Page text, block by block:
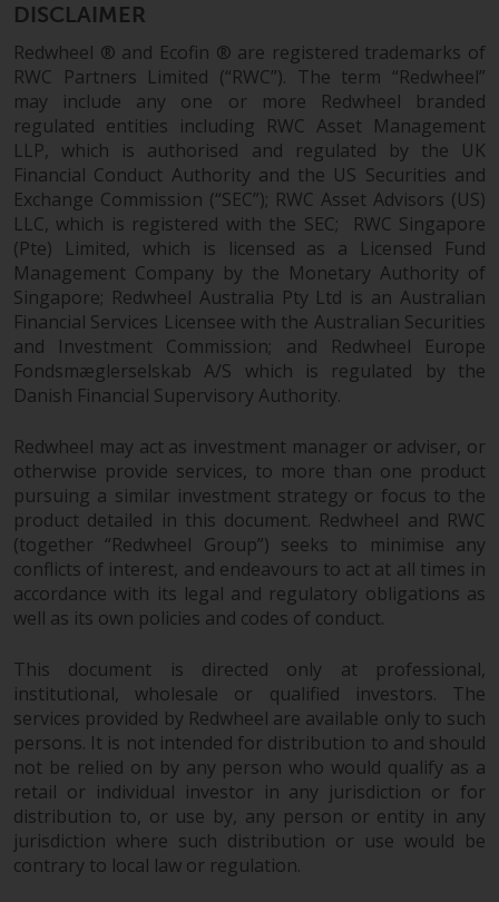
verbunden sein. Unterschiedliche
Arten von Fonds oder Anlagen
weisen unterschiedliche
Risikograde auf.
Änderungen am Inhalt
Die auf dieser Website
enthaltenen Informationen
werden so wie sie sind zur
Verfügung gestellt, können ohne
Vorankündigung geändert
werden und es wird keine
Garantie hinsichtlich ihrer
Genauigkeit, Vollständigkeit oder
Eignung für einen bestimmten
Zweck übernommen. Redwheel
hat seine eigenen Ansichten und
Meinungen auf dieser Website
(oder denen seiner verbundenen
Unternehmen) geäußert, und
diese können sich ohne
Vorankündigung ändern.
Redwheel ist nicht verpflichtet,
Informationen zu aktualisieren,
und Leser sollten sich bei einer
Anlageentscheidung nicht
ausschließlich auf die auf dieser
Website enthaltenen
Informationen verlassen.
DISCLAIMER
Redwheel ® and Ecofin ® are registered trademarks of
RWC Partners Limited (“RWC”). The term “Redwheel”
may include any one or more Redwheel branded
regulated entities including RWC Asset Management
LLP, which is authorised and regulated by the UK
Financial Conduct Authority and the US Securities and
Exchange Commission (“SEC”); RWC Asset Advisors (US)
LLC, which is registered with the SEC; RWC Singapore
(Pte) Limited, which is licensed as a Licensed Fund
Management Company by the Monetary Authority of
Singapore; Redwheel Australia Pty Ltd is an Australian
Financial Services Licensee with the Australian Securities
and Investment Commission; and Redwheel Europe
Fondsmæglerselskab A/S which is regulated by the
Danish Financial Supervisory Authority.
Redwheel may act as investment manager or adviser, or
otherwise provide services, to more than one product
pursuing a similar investment strategy or focus to the
product detailed in this document. Redwheel and RWC
(together “Redwheel Group”) seeks to minimise any
conflicts of interest, and endeavours to act at all times in
accordance with its legal and regulatory obligations as
well as its own policies and codes of conduct.
This document is directed only at professional,
institutional, wholesale or qualified investors. The
services provided by Redwheel are available only to such
persons. It is not intended for distribution to and should
not be relied on by any person who would qualify as a
retail or individual investor in any jurisdiction or for
distribution to, or use by, any person or entity in any
jurisdiction where such distribution or use would be
contrary to local law or regulation.